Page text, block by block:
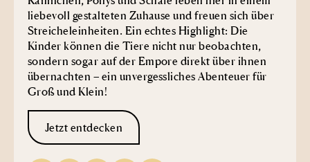
liebevoll gestalteten Zuhause und freuen sich über
Streicheleinheiten. Ein echtes Highlight: Die
Kinder können die Tiere nicht nur beobachten,
sondern sogar auf der Empore direkt über ihnen
übernachten – ein unvergessliches Abenteuer für
Groß und Klein!
Jetzt entdecken